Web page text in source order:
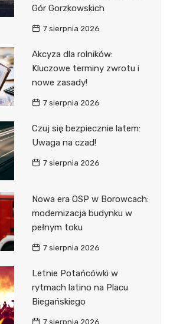
Gór Gorzkowskich
7 sierpnia 2026
Akcyza dla rolników:
Kluczowe terminy zwrotu i
nowe zasady!
7 sierpnia 2026
Czuj się bezpiecznie latem:
Uwaga na czad!
7 sierpnia 2026
Nowa era OSP w Borowcach:
modernizacja budynku w
pełnym toku
7 sierpnia 2026
Letnie Potańcówki w
rytmach latino na Placu
Biegańskiego
7 sierpnia 2026